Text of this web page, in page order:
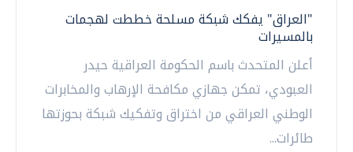
"العراق" يفكك شبكة مسلحة خططت لهجمات
بالمسيرات
أعلن المتحدث باسم الحكومة العراقية حيدر
العبودي، تمكن جهازي مكافحة الإرهاب والمخابرات
الوطني العراقي من اختراق وتفكيك شبكة بحوزتها
طائرات...